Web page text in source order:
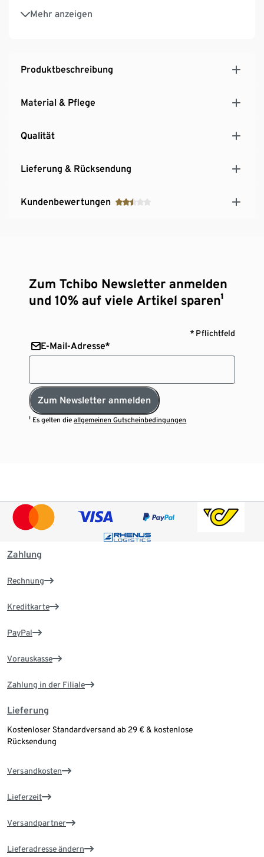
Mehr anzeigen
Das Hauptmaterial dieses Produkts hat die OEKO-
TEX® STANDARD 100 Zertifizierung
Produktbeschreibung
Material & Pflege
Qualität
Lieferung & Rücksendung
Kundenbewertungen
Zum Tchibo Newsletter anmelden
und 10% auf viele Artikel sparen¹
* Pflichtfeld
E-Mail-Adresse*
Zum Newsletter anmelden
¹ Es gelten dieallgemeinen Gutscheinbedingungen
Zahlung
Rechnung
Kreditkarte
PayPal
Vorauskasse
Zahlung in der Filiale
Lieferung
Kostenloser Standardversand ab 29 € & kostenlose
Rücksendung
Versandkosten
Lieferzeit
Versandpartner
Lieferadresse ändern